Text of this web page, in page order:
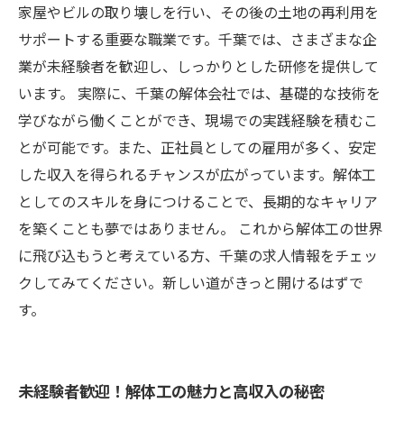
家屋やビルの取り壊しを行い、その後の土地の再利用を
サポートする重要な職業です。千葉では、さまざまな企
業が未経験者を歓迎し、しっかりとした研修を提供して
います。 実際に、千葉の解体会社では、基礎的な技術を
学びながら働くことができ、現場での実践経験を積むこ
とが可能です。また、正社員としての雇用が多く、安定
した収入を得られるチャンスが広がっています。解体工
としてのスキルを身につけることで、長期的なキャリア
を築くことも夢ではありません。 これから解体工の世界
に飛び込もうと考えている方、千葉の求人情報をチェッ
クしてみてください。新しい道がきっと開けるはずで
す。
未経験者歓迎！解体工の魅力と高収入の秘密